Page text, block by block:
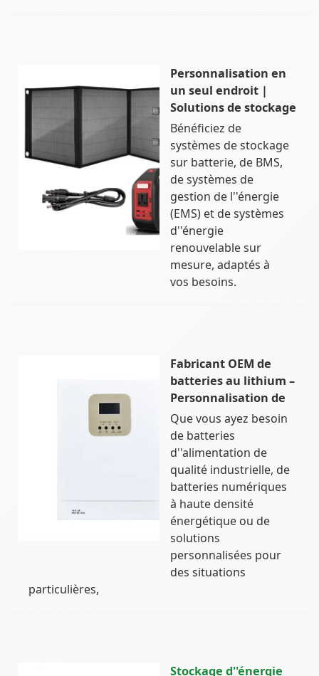
Personnalisation en
un seul endroit |
Solutions de stockage
Bénéficiez de
systèmes de stockage
sur batterie, de BMS,
de systèmes de
gestion de l''énergie
(EMS) et de systèmes
d''énergie
renouvelable sur
mesure, adaptés à
vos besoins.
Fabricant OEM de
batteries au lithium –
Personnalisation de
Que vous ayez besoin
de batteries
d''alimentation de
qualité industrielle, de
batteries numériques
à haute densité
énergétique ou de
solutions
personnalisées pour
des situations
particulières,
Stockage d''énergie